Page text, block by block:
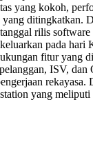
yang kokoh,
ditingkatkan.
rilis
pada hari
fitur yang
ISV, dan
yang meliputi